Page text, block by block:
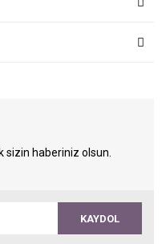
sizin haberiniz olsun.
KAYDOL